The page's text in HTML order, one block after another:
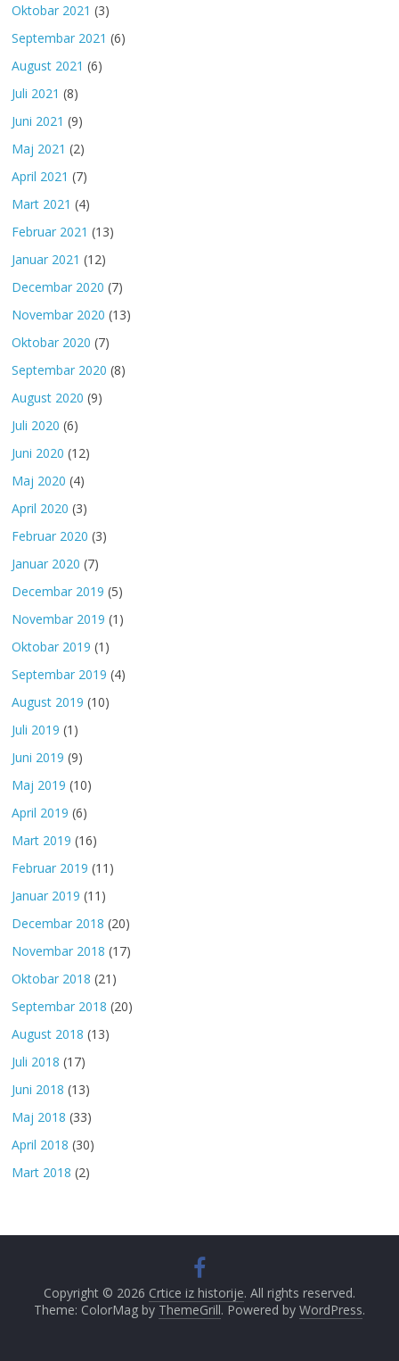
Oktobar 2021 (3)
Septembar 2021 (6)
August 2021 (6)
Juli 2021 (8)
Juni 2021 (9)
Maj 2021 (2)
April 2021 (7)
Mart 2021 (4)
Februar 2021 (13)
Januar 2021 (12)
Decembar 2020 (7)
Novembar 2020 (13)
Oktobar 2020 (7)
Septembar 2020 (8)
August 2020 (9)
Juli 2020 (6)
Juni 2020 (12)
Maj 2020 (4)
April 2020 (3)
Februar 2020 (3)
Januar 2020 (7)
Decembar 2019 (5)
Novembar 2019 (1)
Oktobar 2019 (1)
Septembar 2019 (4)
August 2019 (10)
Juli 2019 (1)
Juni 2019 (9)
Maj 2019 (10)
April 2019 (6)
Mart 2019 (16)
Februar 2019 (11)
Januar 2019 (11)
Decembar 2018 (20)
Novembar 2018 (17)
Oktobar 2018 (21)
Septembar 2018 (20)
August 2018 (13)
Juli 2018 (17)
Juni 2018 (13)
Maj 2018 (33)
April 2018 (30)
Mart 2018 (2)
Copyright © 2026 Crtice iz historije. All rights reserved.
Theme: ColorMag by ThemeGrill. Powered by WordPress.